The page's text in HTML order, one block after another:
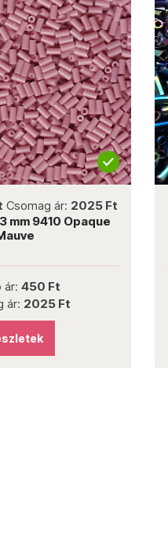
Csomag ár: 2025 Ft
mm 9410 Opaque
ár: 450 Ft
ár: 2025 Ft